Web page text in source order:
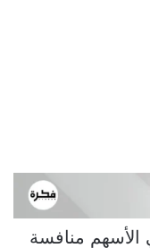
منافسة